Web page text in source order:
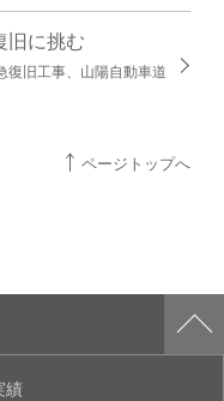
旧に挑む
復旧工事、山陽自動車道
ページトップへ
績